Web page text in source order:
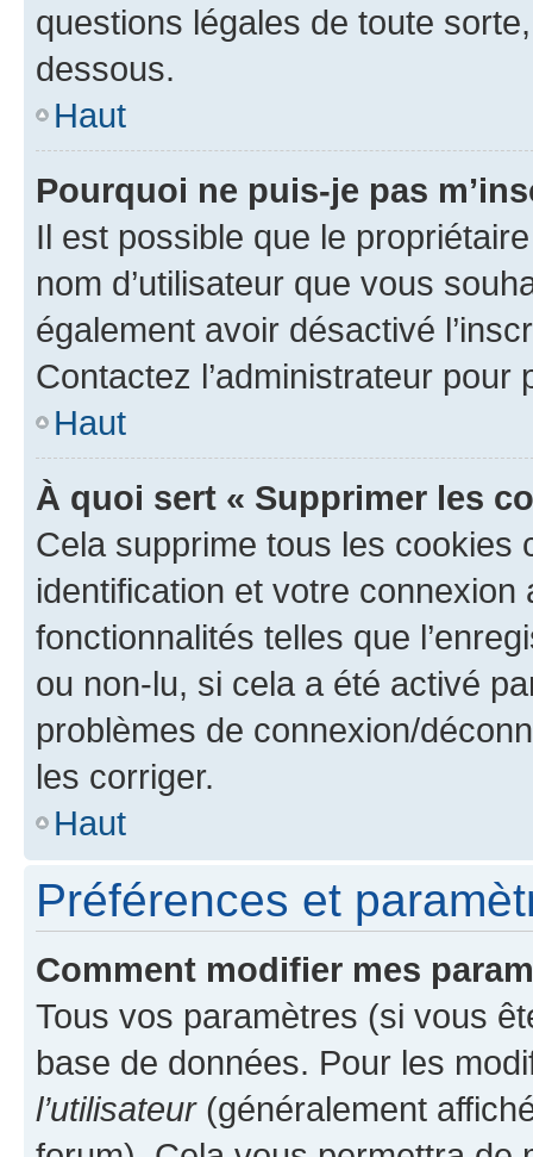
questions légales de toute
dessous.
Haut
Pourquoi ne puis-je pas
Il est possible que le
nom d’utilisateur que vous
également avoir désactivé
Contactez l’administrateur
Haut
À quoi sert « Supprimer les
Cela supprime tous les cookies
identification et votre
fonctionnalités telles que
ou non-lu, si cela a été activé
problèmes de connexion/
les corriger.
Haut
Préférences et
Comment modifier mes
Tous vos paramètres (si vous
base de données. Pour les
l’utilisateur(généralement